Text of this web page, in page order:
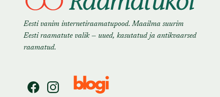
Eesti vanim internetiraamatupood. Maailma suurim
Eesti raamatute valik — uued, kasutatud ja antikvaarsed
raamatud.